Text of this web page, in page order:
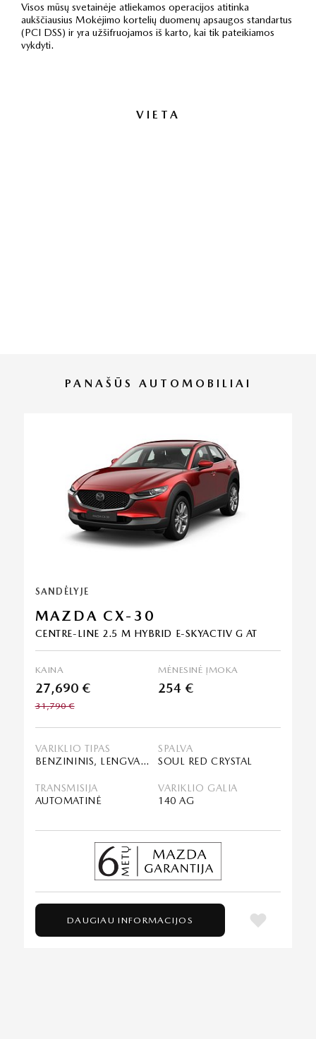
Visos mūsų svetainėje atliekamos operacijos atitinka
aukščiausius Mokėjimo kortelių duomenų apsaugos standartus
(PCI DSS) ir yra užšifruojamos iš karto, kai tik pateikiamos
vykdyti.
VIETA
PANAŠŪS AUTOMOBILIAI
SANDĖLYJE
MAZDA CX-30
CENTRE-LINE 2.5 M HYBRID E-SKYACTIV G AT
KAINA
27,690 €
31,790 €
MĖNESINĖ ĮMOKA
254 €
VARIKLIO TIPAS
BENZININIS, LENGVASIS HIBRIDAS (MHEV)
SPALVA
SOUL RED CRYSTAL
TRANSMISIJA
AUTOMATINĖ
VARIKLIO GALIA
140 AG
DAUGIAU INFORMACIJOS